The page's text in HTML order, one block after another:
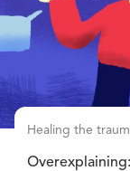
Healing the